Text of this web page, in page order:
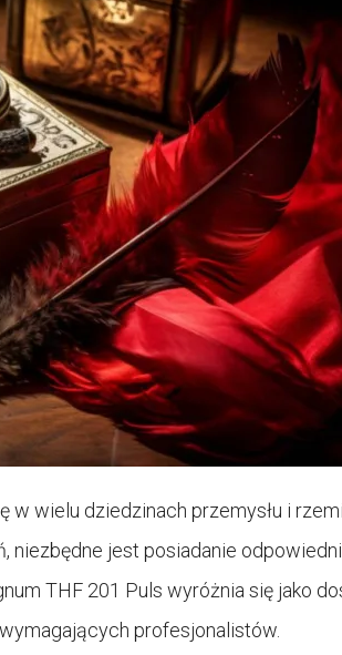
wielu dziedzinach przemysłu i
niezbędne jest posiadanie
THF 201 Puls wyróżnia się jako
profesjonalistów.